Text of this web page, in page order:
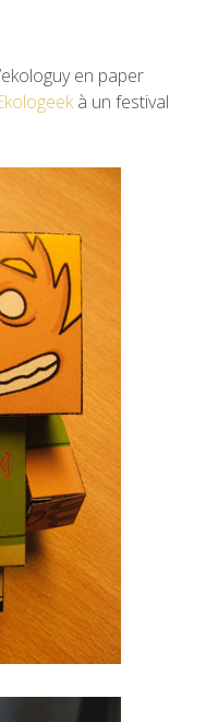
en paper
à un festival